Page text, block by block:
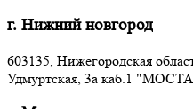
г. Нижний новгород
603135, Нижегородская
Удмуртская, 3a каб.1